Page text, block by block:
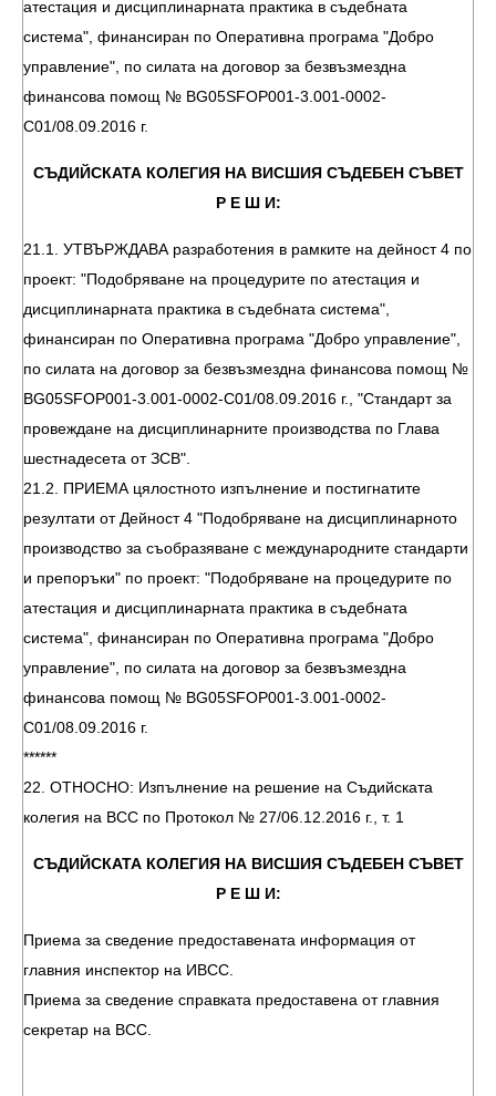
атестация и дисциплинарната практика в съдебната
система", финансиран по Оперативна програма "Добро
управление", по силата на договор за безвъзмездна
финансова помощ № BG05SFOP001-3.001-0002-
С01/08.09.2016 г.
СЪДИЙСКАТА КОЛЕГИЯ НА ВИСШИЯ СЪДЕБЕН СЪВЕТ
Р Е Ш И:
21.1. УТВЪРЖДАВА разработения в рамките на дейност 4 по
проект: "Подобряване на процедурите по атестация и
дисциплинарната практика в съдебната система",
финансиран по Оперативна програма "Добро управление",
по силата на договор за безвъзмездна финансова помощ №
BG05SFOP001-3.001-0002-С01/08.09.2016 г., "Стандарт за
провеждане на дисциплинарните производства по Глава
шестнадесета от ЗСВ".
21.2. ПРИЕМА цялостното изпълнение и постигнатите
резултати от Дейност 4 "Подобряване на дисциплинарното
производство за съобразяване с международните стандарти
и препоръки" по проект: "Подобряване на процедурите по
атестация и дисциплинарната практика в съдебната
система", финансиран по Оперативна програма "Добро
управление", по силата на договор за безвъзмездна
финансова помощ № BG05SFOP001-3.001-0002-
С01/08.09.2016 г.
******
22. ОТНОСНО: Изпълнение на решение на Съдийската
колегия на ВСС по Протокол № 27/06.12.2016 г., т. 1
СЪДИЙСКАТА КОЛЕГИЯ НА ВИСШИЯ СЪДЕБЕН СЪВЕТ
Р Е Ш И:
Приема за сведение предоставената информация от
главния инспектор на ИВСС.
Приема за сведение справката предоставена от главния
секретар на ВСС.